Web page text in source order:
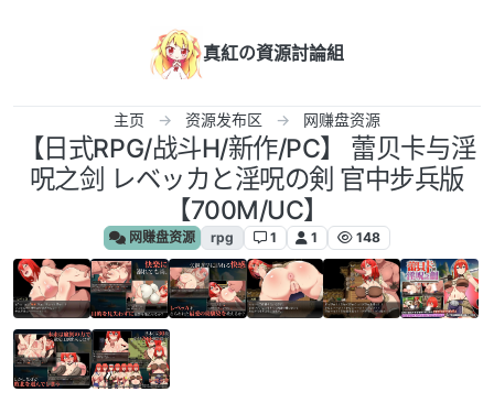
真紅の資源討論組
主页 资源发布区 网赚盘资源
【日式RPG/战斗H/新作/PC】 蕾贝卡与淫
呪之剑 レベッカと淫呪の剣 官中步兵版
【700M/UC】
网赚盘资源 rpg 1 1 148